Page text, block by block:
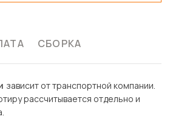
СБОРКА
зависит от транспортной компании.
рассчитывается отдельно и